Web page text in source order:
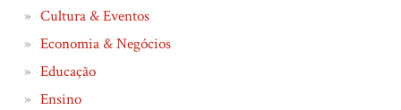
Cultura & Eventos
Economia & Negócios
Educação
Ensino